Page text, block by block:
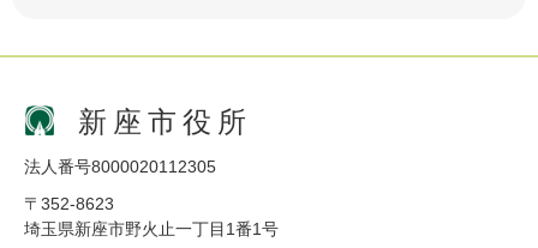
新座市役所
法人番号8000020112305
〒352-8623
埼玉県新座市野火止一丁目1番1号